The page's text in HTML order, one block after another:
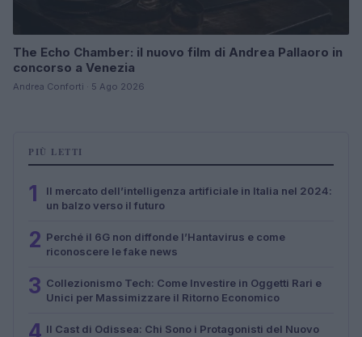
The Echo Chamber: il nuovo film di Andrea Pallaoro in
concorso a Venezia
Andrea Conforti · 5 Ago 2026
PIÙ LETTI
1
Il mercato dell’intelligenza artificiale in Italia nel 2024:
un balzo verso il futuro
2 Perché il 6G non diffonde l’Hantavirus e come
riconoscere le fake news
3 Collezionismo Tech: Come Investire in Oggetti Rari e
Unici per Massimizzare il Ritorno Economico
4 Il Cast di Odissea: Chi Sono i Protagonisti del Nuovo